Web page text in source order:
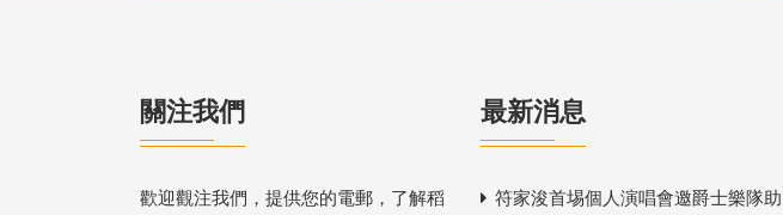
關注我們
歡迎觀注我們，提供您的電郵，了解稻
最新消息
符家浚首埸個人演唱會邀爵士樂隊助